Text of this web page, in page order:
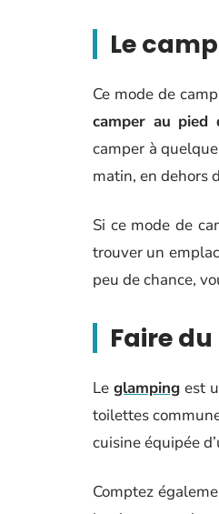
Le
Ce mode de
camper au pied
camper à
matin, en dehors
Si ce mode de
trouver un
peu de chance,
Faire
Le glampingest
toilettes
cuisine équipée
Comptez